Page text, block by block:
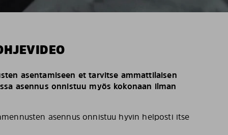
asentamiseen et tarvitse ammattilaisen
asennus onnistuu myös kokonaan ilman
asennus onnistuu hyvin helposti itse